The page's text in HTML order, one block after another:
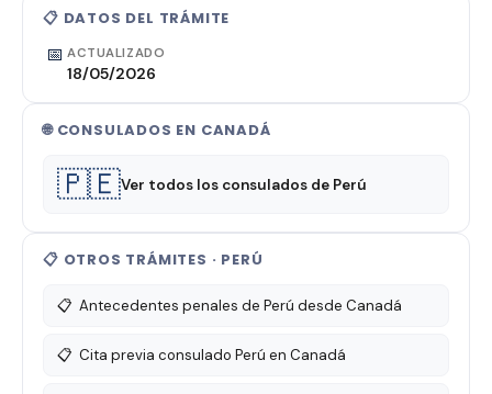
📋 DATOS DEL TRÁMITE
📅 ACTUALIZADO
18/05/2026
🌐 CONSULADOS EN CANADÁ
🇵🇪Ver todos los consulados de Perú
📋 OTROS TRÁMITES · PERÚ
📋 Antecedentes penales de Perú desde Canadá
📋 Cita previa consulado Perú en Canadá